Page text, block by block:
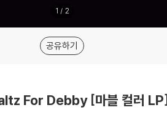
1 / 2
공유하기
For Debby [마블 컬러 LP]